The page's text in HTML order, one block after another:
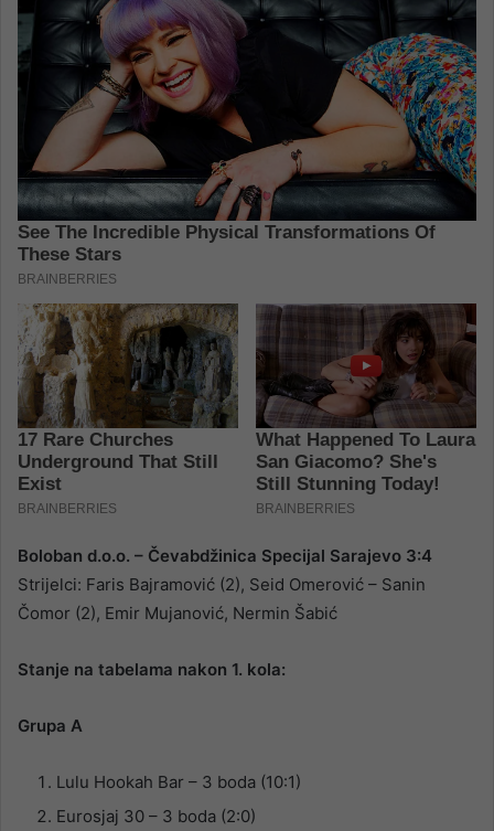
Boloban d.o.o. – Čevabdžinica Specijal Sarajevo 3:4
Strijelci: Faris Bajramović (2), Seid Omerović – Sanin
Čomor (2), Emir Mujanović, Nermin Šabić
Stanje na tabelama nakon 1. kola:
Grupa A
Lulu Hookah Bar – 3 boda (10:1)
Eurosjaj 30 – 3 boda (2:0)